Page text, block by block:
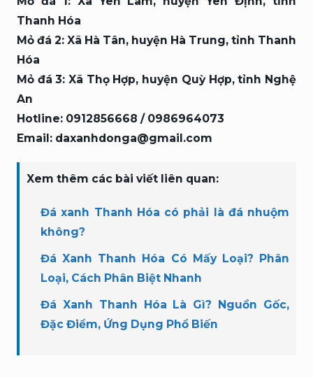
Thanh Hóa
Mỏ đá 2: Xã Hà Tân, huyện Hà Trung, tỉnh Thanh
Hóa
Mỏ đá 3: Xã Thọ Hợp, huyện Quỳ Hợp, tỉnh Nghệ
An
Hotline: 0912856668 / 0986964073
Email: daxanhdonga@gmail.com
Xem thêm các bài viết liên quan:
Đá xanh Thanh Hóa có phải là đá nhuộm
không?
Đá Xanh Thanh Hóa Có Mấy Loại? Phân
Loại, Cách Phân Biệt Nhanh
Đá Xanh Thanh Hóa Là Gì? Nguồn Gốc,
Đặc Điểm, Ứng Dụng Phổ Biến